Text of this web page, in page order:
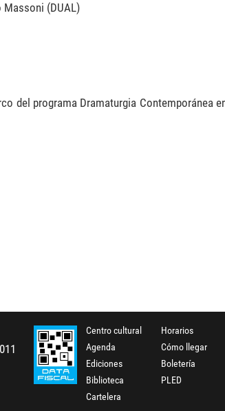
Massoni (DUAL)
del programa Dramaturgia Contemporánea
Centro cultural
Agenda
Ediciones
Biblioteca
Cartelera
Horarios
Cómo llegar
Boletería
PLED